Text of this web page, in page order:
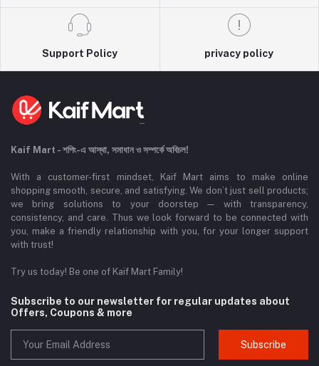
Support Policy privacy policy
Kaif Mart - শপিং-এ আস্থা, সমাধান ও সম্পর্কে অবিচল!
With a customer-first mindset, Kaif Mart aims to make online
shopping smooth, secure, and satisfying. We don’t just sell products;
we bring solutions to your doorstep — with transparency,
consistency, and care. Thus we look forward to be connected with
you, make a friendly relationship with you, for your longer support
with trust!
Try us today! Be one of Kaif Mart Family!
Subscribe to our newsletter for regular updates about
Offers, Coupons & more
Subscribe